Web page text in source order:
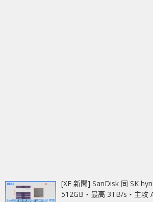
[XF 新聞] SanDisk 同 SK
512GB‧最高 3TB/s‧主攻